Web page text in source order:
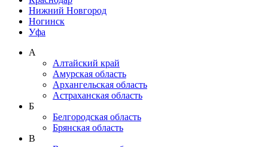
Нижний Новгород
Ногинск
Уфа
А
Алтайский край
Амурская область
Архангельская область
Астраханская область
Б
Белгородская область
Брянская область
В